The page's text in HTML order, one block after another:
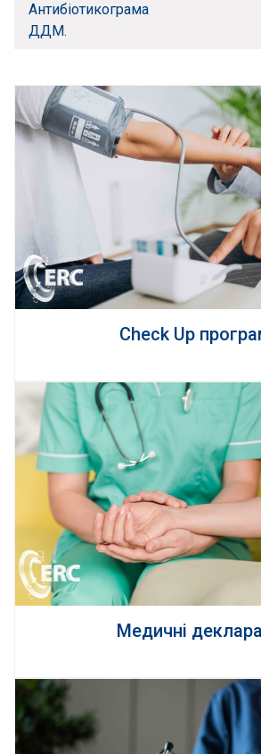
Антибіотикограма
ДДМ.
Check Up
Медичні